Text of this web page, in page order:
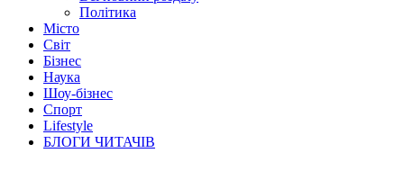
Політика
Місто
Світ
Бізнес
Наука
Шоу-бізнес
Спорт
Lifestyle
БЛОГИ ЧИТАЧІВ